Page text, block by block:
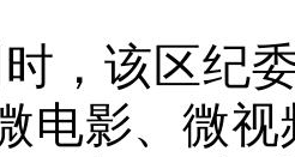
，该区纪
电影、微